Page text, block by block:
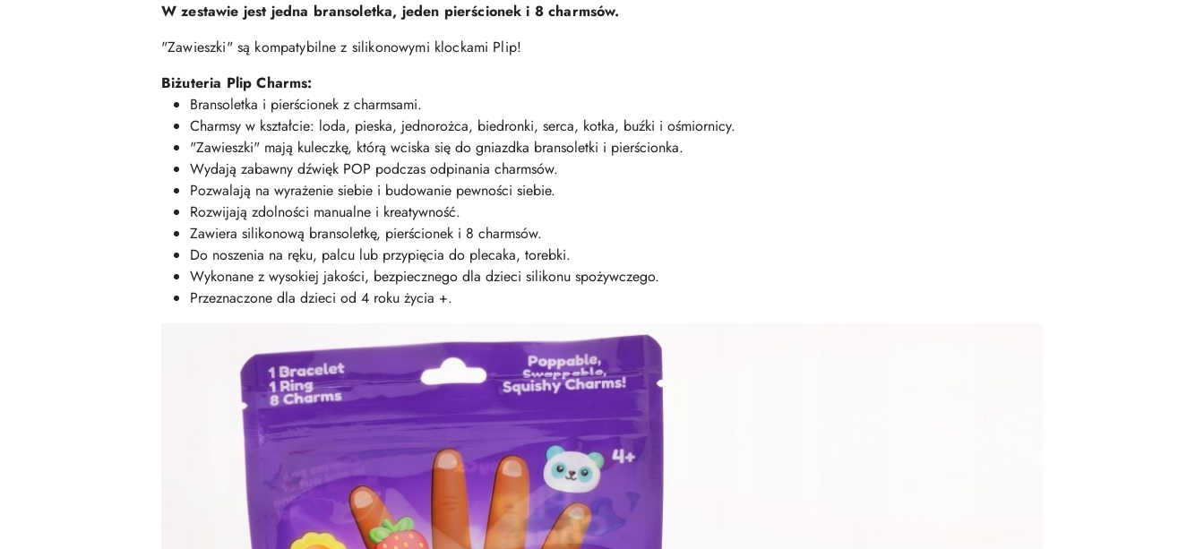
W zestawie jest jedna bransoletka, jeden pierścionek i 8 charmsów.
"Zawieszki" są kompatybilne z silikonowymi klockami Plip!
Biżuteria Plip Charms:
Bransoletka i pierścionek z charmsami.
Charmsy w kształcie: loda, pieska, jednorożca, biedronki, serca, kotka, buźki i ośmiornicy.
"Zawieszki" mają kuleczkę, którą wciska się do gniazdka bransoletki i pierścionka.
Wydają zabawny dźwięk POP podczas odpinania charmsów.
Pozwalają na wyrażenie siebie i budowanie pewności siebie.
Rozwijają zdolności manualne i kreatywność.
Zawiera silikonową bransoletkę, pierścionek i 8 charmsów.
Do noszenia na ręku, palcu lub przypięcia do plecaka, torebki.
Wykonane z wysokiej jakości, bezpiecznego dla dzieci silikonu spożywczego.
Przeznaczone dla dzieci od 4 roku życia +.